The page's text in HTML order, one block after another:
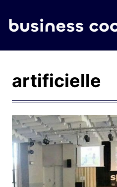
artificielle